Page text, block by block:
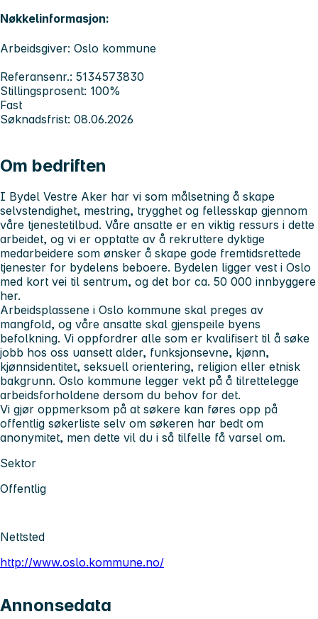
Nøkkelinformasjon:
Arbeidsgiver: Oslo kommune
Referansenr.: 5134573830
Stillingsprosent: 100%
Fast
Søknadsfrist: 08.06.2026
Om bedriften
I Bydel Vestre Aker har vi som målsetning å skape
selvstendighet, mestring, trygghet og fellesskap gjennom
våre tjenestetilbud. Våre ansatte er en viktig ressurs i dette
arbeidet, og vi er opptatte av å rekruttere dyktige
medarbeidere som ønsker å skape gode fremtidsrettede
tjenester for bydelens beboere. Bydelen ligger vest i Oslo
med kort vei til sentrum, og det bor ca. 50 000 innbyggere
her.
Arbeidsplassene i Oslo kommune skal preges av
mangfold, og våre ansatte skal gjenspeile byens
befolkning. Vi oppfordrer alle som er kvalifisert til å søke
jobb hos oss uansett alder, funksjonsevne, kjønn,
kjønnsidentitet, seksuell orientering, religion eller etnisk
bakgrunn. Oslo kommune legger vekt på å tilrettelegge
arbeidsforholdene dersom du behov for det.
Vi gjør oppmerksom på at søkere kan føres opp på
offentlig søkerliste selv om søkeren har bedt om
anonymitet, men dette vil du i så tilfelle få varsel om.
Sektor
Offentlig
Nettsted
http://www.oslo.kommune.no/
Annonsedata